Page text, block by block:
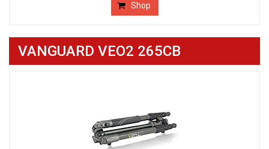
Shop
VANGUARD VEO2 265CB